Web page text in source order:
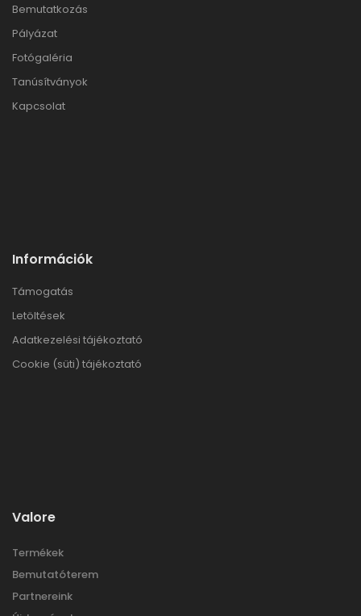
Bemutatkozás
Pályázat
Fotógaléria
Tanúsítványok
Kapcsolat
Információk
Támogatás
Letöltések
Adatkezelési tájékoztató
Cookie (süti) tájékoztató
Valore
Termékek
Bemutatóterem
Partnereink